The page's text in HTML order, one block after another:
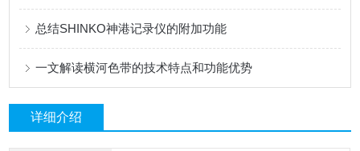
总结SHINKO神港记录仪的附加功能
一文解读横河色带的技术特点和功能优势
详细介绍